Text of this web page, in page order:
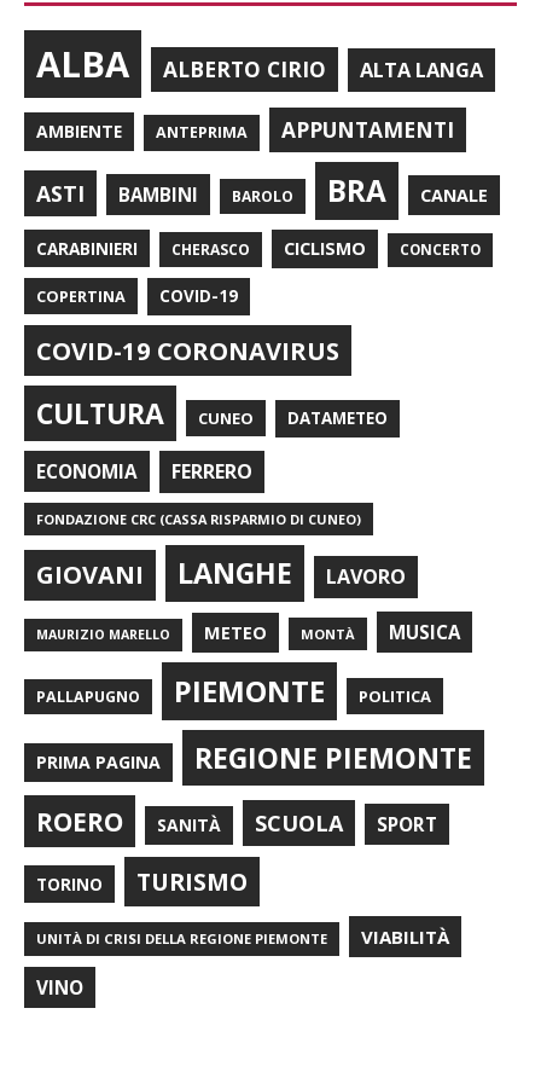
ALBA ALBERTO CIRIO ALTA LANGA
AMBIENTE ANTEPRIMA APPUNTAMENTI
ASTI BAMBINI BAROLO BRA CANALE
CARABINIERI CHERASCO CICLISMO CONCERTO
COPERTINA COVID-19
COVID-19 CORONAVIRUS
CULTURA CUNEO DATAMETEO
ECONOMIA FERRERO
FONDAZIONE CRC (CASSA RISPARMIO DI CUNEO)
GIOVANI LANGHE LAVORO
MAURIZIO MARELLO METEO MONTÀ MUSICA
PALLAPUGNO PIEMONTE POLITICA
PRIMA PAGINA REGIONE PIEMONTE
ROERO SANITÀ SCUOLA SPORT
TORINO TURISMO
UNITÀ DI CRISI DELLA REGIONE PIEMONTE VIABILITÀ
VINO